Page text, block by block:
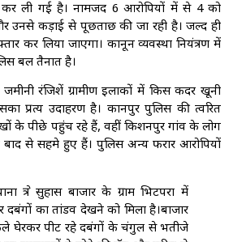
ली गई है। नामजद 6 आरोपियों में से 4 को
उनसे कड़ाई से पूछताछ की जा रही है। जल्द ही
कर लिया जाएगा। कानून व्यवस्था नियंत्रण में
बल तैनात है।
जमीनी रंजिशें ग्रामीण इलाकों में किस कदर खूनी
प्रत्यक्ष उदाहरण है। कानपुर पुलिस की त्वरित
के पीछे पहुंच रहे हैं, वहीं किशनपुर गांव के लोग
से सहमे हुए हैं। पुलिस अन्य फरार आरोपियों
क्षेत्र सुहास बाजार के ग्राम भिटपरा में
दबंगों का तांडव देखने को मिला है।बाजार
पीट रहे दबंगों के चंगुल से भतीजे